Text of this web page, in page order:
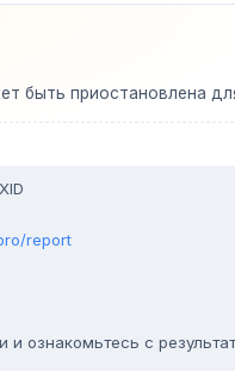
быть приостановлена
report
ознакомьтесь с